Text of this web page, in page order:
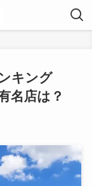
キング
名店は？